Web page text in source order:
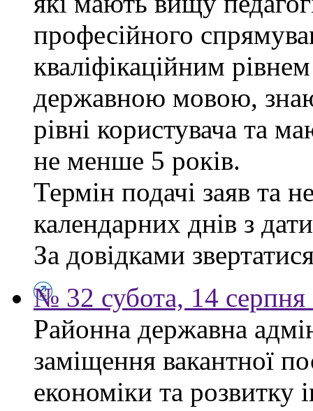
професійного
кваліфікаційним
державною мовою,
рівні користувача та
не менше 5 років.
Термін подачі заяв та
календарних днів з
За довідками
№ 32 субота, 14
Районна державна
заміщення вакантної
економіки та розвитку